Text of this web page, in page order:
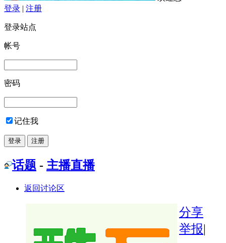
登录 | 注册
登录站点
帐号
密码
记住我
话题 - 主播直播
返回讨论区
分享
举报|